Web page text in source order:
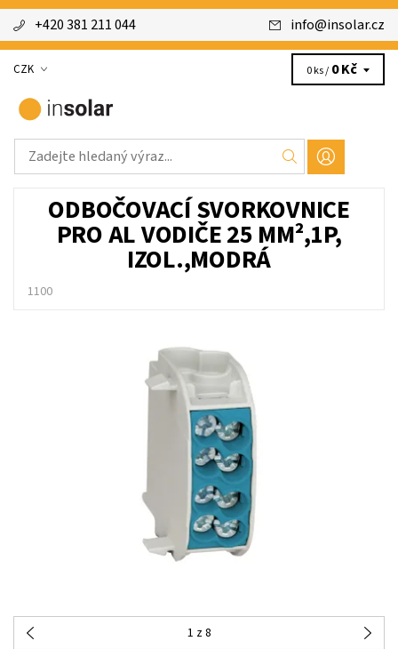
+420 381 211 044 info@insolar.cz
CZK 0 ks / 0 Kč
ODBOČOVACÍ SVORKOVNICE
PRO AL VODIČE 25 MM²,1P,
IZOL.,MODRÁ
1100
1 z 8